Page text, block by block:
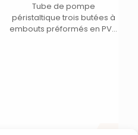
Tube de pompe
péristaltique trois butées à
embouts préformés en PVC